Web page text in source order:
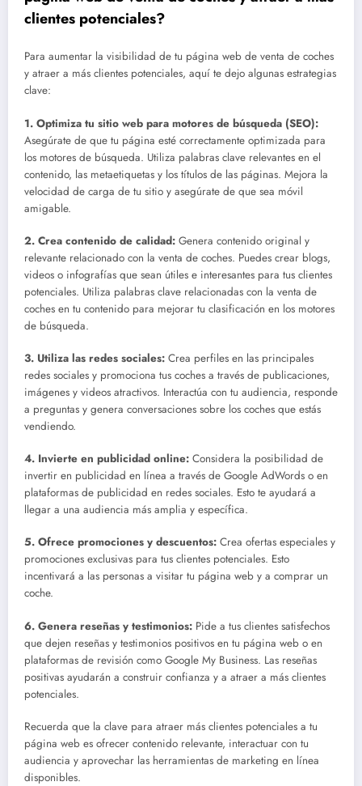
clientes potenciales?
Para aumentar la visibilidad de tu página web de venta de coches
y atraer a más clientes potenciales, aquí te dejo algunas estrategias
clave:
1. Optimiza tu sitio web para motores de búsqueda (SEO):
Asegúrate de que tu página esté correctamente optimizada para
los motores de búsqueda. Utiliza palabras clave relevantes en el
contenido, las metaetiquetas y los títulos de las páginas. Mejora la
velocidad de carga de tu sitio y asegúrate de que sea móvil
amigable.
2. Crea contenido de calidad: Genera contenido original y
relevante relacionado con la venta de coches. Puedes crear blogs,
videos o infografías que sean útiles e interesantes para tus clientes
potenciales. Utiliza palabras clave relacionadas con la venta de
coches en tu contenido para mejorar tu clasificación en los motores
de búsqueda.
3. Utiliza las redes sociales: Crea perfiles en las principales
redes sociales y promociona tus coches a través de publicaciones,
imágenes y videos atractivos. Interactúa con tu audiencia, responde
a preguntas y genera conversaciones sobre los coches que estás
vendiendo.
4. Invierte en publicidad online: Considera la posibilidad de
invertir en publicidad en línea a través de Google AdWords o en
plataformas de publicidad en redes sociales. Esto te ayudará a
llegar a una audiencia más amplia y específica.
5. Ofrece promociones y descuentos: Crea ofertas especiales y
promociones exclusivas para tus clientes potenciales. Esto
incentivará a las personas a visitar tu página web y a comprar un
coche.
6. Genera reseñas y testimonios: Pide a tus clientes satisfechos
que dejen reseñas y testimonios positivos en tu página web o en
plataformas de revisión como Google My Business. Las reseñas
positivas ayudarán a construir confianza y a atraer a más clientes
potenciales.
Recuerda que la clave para atraer más clientes potenciales a tu
página web es ofrecer contenido relevante, interactuar con tu
audiencia y aprovechar las herramientas de marketing en línea
disponibles.